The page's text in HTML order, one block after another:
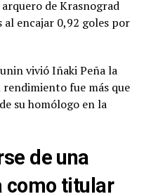
de Krasnograd
encajar 0,92 goles por
vivió Iñaki Peña la
rendimiento fue más que
su homólogo en la
de una
como titular